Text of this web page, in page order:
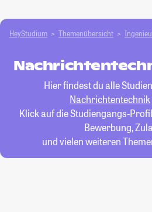
HeyStudium Themenübersicht
Hier findest du alle
Nachrichtentechnik
Klick auf die Studiengangs-
Bewerbung,
und vielen weiteren